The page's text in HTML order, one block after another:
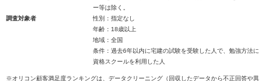
ー等は除く。
調査対象者
性別：指定なし
年齢：18歳以上
地域：全国
条件：過去6年以内に宅建の試験を受験した人で、勉強方法に
資格スクールを利用した人
※オリコン顧客満足度ランキングは、データクリーニング（回収したデータから不正回答や異